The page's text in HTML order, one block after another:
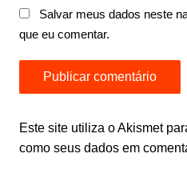
Salvar meus dados neste
que eu comentar.
Este site utiliza o Akismet
como seus dados em